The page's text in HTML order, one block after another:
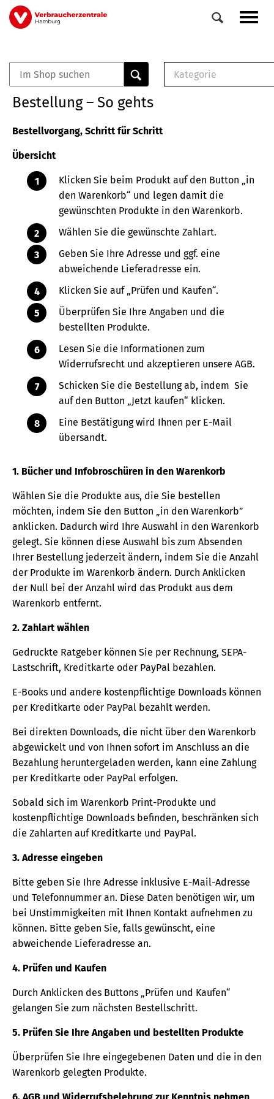
Direkt
zum
Veranstaltungen
0
Elemente
Kategorie
Buch
Bestellung – So gehts
Bestellvorgang, Schritt für Schritt
Übersicht
Klicken Sie beim Produkt auf den Button „in
den Warenkorb“ und legen damit die
gewünschten Produkte in den Warenkorb.
Wählen Sie die gewünschte Zahlart.
Geben Sie Ihre Adresse und ggf. eine
abweichende Lieferadresse ein.
Klicken Sie auf „Prüfen und Kaufen“.
Überprüfen Sie Ihre Angaben und die
bestellten Produkte.
Lesen Sie die Informationen zum
Widerrufsrecht und akzeptieren unsere AGB.
Schicken Sie die Bestellung ab, indem Sie
auf den Button „Jetzt kaufen“ klicken.
Eine Bestätigung wird Ihnen per E-Mail
übersandt.
1. Bücher und Infobroschüren in den Warenkorb
Wählen Sie die Produkte aus, die Sie bestellen
möchten, indem Sie den Button „in den Warenkorb”
anklicken. Dadurch wird Ihre Auswahl in den Warenkorb
gelegt. Sie können diese Auswahl bis zum Absenden
Ihrer Bestellung jederzeit ändern, indem Sie die Anzahl
der Produkte im Warenkorb ändern. Durch Anklicken
der Null bei der Anzahl wird das Produkt aus dem
Warenkorb entfernt.
2. Zahlart wählen
Gedruckte Ratgeber können Sie per Rechnung, SEPA-
Lastschrift, Kreditkarte oder PayPal bezahlen.
E-Books und andere kostenpflichtige Downloads können
per Kreditkarte oder PayPal bezahlt werden.
Bei direkten Downloads, die nicht über den Warenkorb
abgewickelt und von Ihnen sofort im Anschluss an die
Bezahlung heruntergeladen werden, kann eine Zahlung
per Kreditkarte oder PayPal erfolgen.
Sobald sich im Warenkorb Print-Produkte und
kostenpflichtige Downloads befinden, beschränken sich
die Zahlarten auf Kreditkarte und PayPal.
3. Adresse eingeben
Bitte geben Sie Ihre Adresse inklusive E-Mail-Adresse
und Telefonnummer an. Diese Daten benötigen wir, um
bei Unstimmigkeiten mit Ihnen Kontakt aufnehmen zu
können. Bitte geben Sie, falls gewünscht, eine
abweichende Lieferadresse an.
4. Prüfen und Kaufen
Durch Anklicken des Buttons „Prüfen und Kaufen“
gelangen Sie zum nächsten Bestellschritt.
5. Prüfen Sie Ihre Angaben und bestellten Produkte
Überprüfen Sie Ihre eingegebenen Daten und die in den
Warenkorb gelegten Produkte.